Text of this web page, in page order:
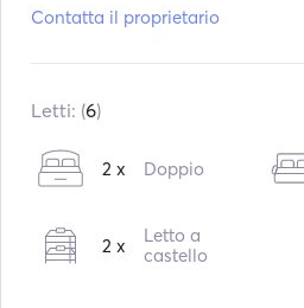
Refit in:06 / 2024
Tipo di carburante:Diesel
Contatta il proprietario
Letti: (6)
2 x Doppio
2 x
Letto a
castello